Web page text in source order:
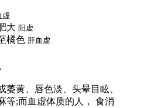
虚
大 阳虚
橘色 肝血虚
萎黄、唇色淡、头晕目眩、
等;而血虚体质的人， 食消